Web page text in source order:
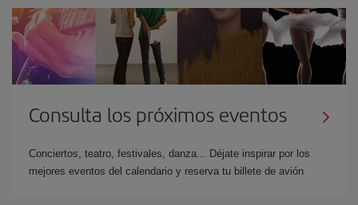
Consulta los próximos eventos
Conciertos, teatro, festivales, danza... Déjate inspirar por los
mejores eventos del calendario y reserva tu billete de avión